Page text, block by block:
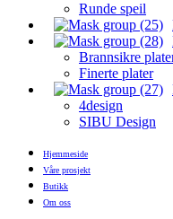
Runde speil
Brannsikre
Finerte plater
4design
SIBU Design
Hjemmeside
Våre prosjekt
Butikk
Om oss